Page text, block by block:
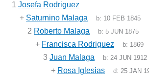
1 Josefa Rodriguez
+ Saturnino Malaga b: 10 FEB 1845
2 Roberto Malaga b:5 JUN 1875
+ Francisca Rodriguez b: 1869
3 Juan Malaga b:24 JUN 1912
+ Rosa Iglesias d:25 JAN